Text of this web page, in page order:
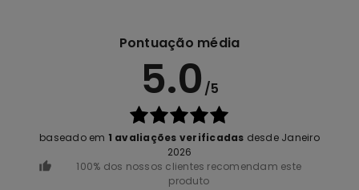
Pontuação média
5.0 /5
baseado em 1 avaliações verificadas desde Janeiro
2026
100% dos nossos clientes recomendam este
produto